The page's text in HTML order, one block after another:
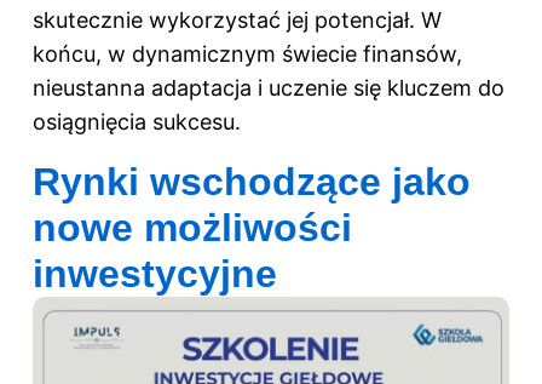
skutecznie wykorzystać jej potencjał. W
końcu, w dynamicznym świecie finansów,
nieustanna adaptacja i uczenie się kluczem do
osiągnięcia sukcesu.
Rynki wschodzące jako
nowe możliwości
inwestycyjne